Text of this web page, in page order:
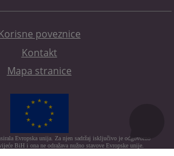
poveznice
Kontakt
Mapa stranice
Evropska unija. Za njen sadržaj isključivo je odgovorno
BiH i ona ne odražava nužno stavove Evropske unije.